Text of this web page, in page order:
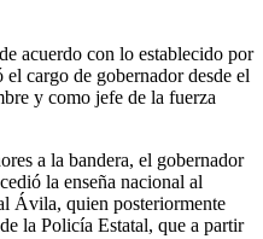
acuerdo con lo establecido por
cargo de gobernador desde el
y como jefe de la fuerza
a la bandera, el gobernador
la enseña nacional al
Ávila, quien posteriormente
la Policía Estatal, que a partir